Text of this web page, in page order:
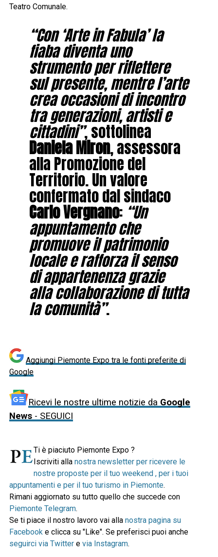
Teatro Comunale.
“Con ‘Arte in Fabula’ la
fiaba diventa uno
strumento per riflettere
sul presente, mentre l’arte
crea occasioni di incontro
tra generazioni, artisti e
cittadini”, sottolinea
Daniela Miron, assessora
alla Promozione del
Territorio. Un valore
confermato dal sindaco
Carlo Vergnano: “Un
appuntamento che
promuove il patrimonio
locale e rafforza il senso
di appartenenza grazie
alla collaborazione di tutta
la comunità”.
Aggiungi Piemonte Expo tra le fonti preferite di
Google
Ricevi le nostre ultime notizie da Google
News- SEGUICI
Ti è piaciuto Piemonte Expo ?
Iscriviti alla nostra newsletter per ricevere le
nostre proposte per il tuo weekend , per i tuoi
appuntamenti e per il tuo turismo in Piemonte.
Rimani aggiornato su tutto quello che succede con
Piemonte Telegram.
Se ti piace il nostro lavoro vai alla nostra pagina su
Facebooke clicca su "Like". Se preferisci puoi anche
seguirci via Twittere via Instagram.